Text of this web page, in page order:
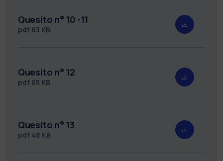
Quesito n° 10 -11
pdf 83 KB
Quesito n° 12
pdf 65 KB
Quesito n° 13
pdf 48 KB